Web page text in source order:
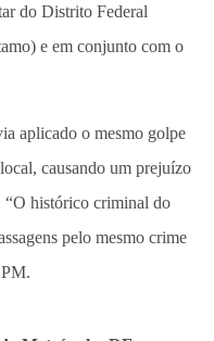
do Distrito Federal
e em conjunto com o
aplicado o mesmo golpe
causando um prejuízo
“O histórico criminal do
pelo mesmo crime